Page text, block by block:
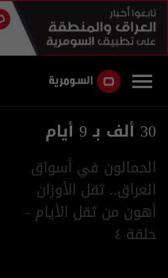
30 ألف بـ 9 أيام
الحمالون في أسواق
العراق.. ثقل الأوزان
أهون من ثقل الأيام -
حلقة ٤